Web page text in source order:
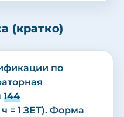
(кратко)
по
144
ч = 1 ЗЕТ). Форма